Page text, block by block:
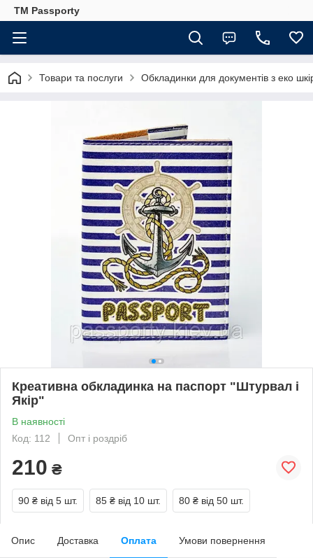
TM Passporty
Товари та послуги Обкладинки для документів з еко
Креативна обкладинка на паспорт "Штурвал і
Якір"
В наявності
Код: 112
Опт і роздріб
210 ₴
90 ₴ від 5 шт. 85 ₴ від 10 шт. 80 ₴ від 50 шт.
Опис Доставка Оплата Умови повернення